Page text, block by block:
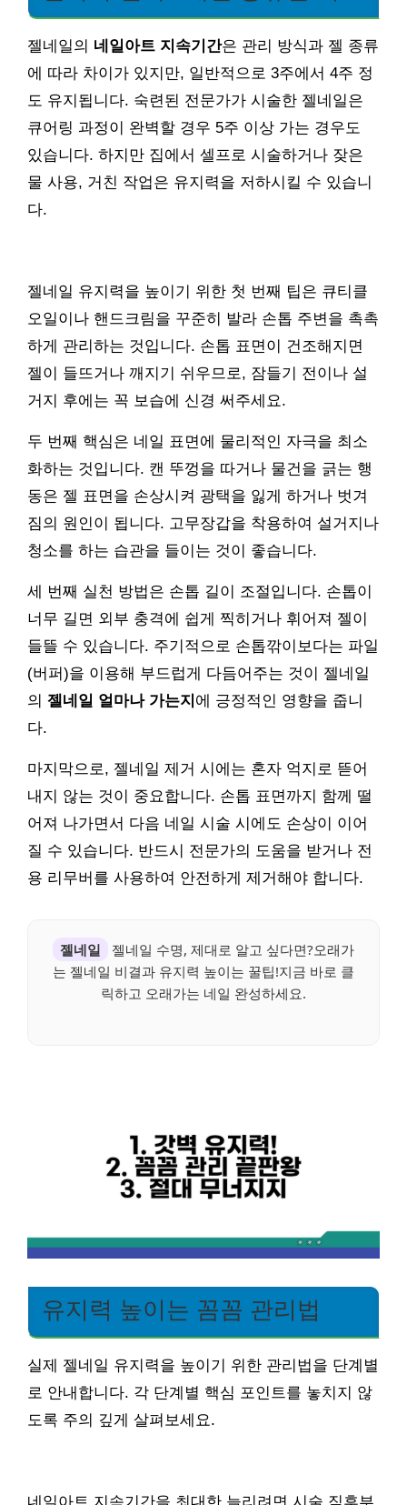
젤네일의 네일아트 지속기간은 관리 방식과 젤 종류
에 따라 차이가 있지만, 일반적으로 3주에서 4주 정
도 유지됩니다. 숙련된 전문가가 시술한 젤네일은
큐어링 과정이 완벽할 경우 5주 이상 가는 경우도
있습니다. 하지만 집에서 셀프로 시술하거나 잦은
물 사용, 거친 작업은 유지력을 저하시킬 수 있습니
다.
젤네일 유지력을 높이기 위한 첫 번째 팁은 큐티클
오일이나 핸드크림을 꾸준히 발라 손톱 주변을 촉촉
하게 관리하는 것입니다. 손톱 표면이 건조해지면
젤이 들뜨거나 깨지기 쉬우므로, 잠들기 전이나 설
거지 후에는 꼭 보습에 신경 써주세요.
두 번째 핵심은 네일 표면에 물리적인 자극을 최소
화하는 것입니다. 캔 뚜껑을 따거나 물건을 긁는 행
동은 젤 표면을 손상시켜 광택을 잃게 하거나 벗겨
짐의 원인이 됩니다. 고무장갑을 착용하여 설거지나
청소를 하는 습관을 들이는 것이 좋습니다.
세 번째 실천 방법은 손톱 길이 조절입니다. 손톱이
너무 길면 외부 충격에 쉽게 찍히거나 휘어져 젤이
들뜰 수 있습니다. 주기적으로 손톱깎이보다는 파일
(버퍼)을 이용해 부드럽게 다듬어주는 것이 젤네일
의 젤네일 얼마나 가는지 에 긍정적인 영향을 줍니
다.
마지막으로, 젤네일 제거 시에는 혼자 억지로 뜯어
내지 않는 것이 중요합니다. 손톱 표면까지 함께 떨
어져 나가면서 다음 네일 시술 시에도 손상이 이어
질 수 있습니다. 반드시 전문가의 도움을 받거나 전
용 리무버를 사용하여 안전하게 제거해야 합니다.
젤네일
젤네일 수명, 제대로 알고 싶다면?오래가
는 젤네일 비결과 유지력 높이는 꿀팁!지금 바로 클
릭하고 오래가는 네일 완성하세요.
유지력 높이는 꼼꼼 관리법
실제 젤네일 유지력을 높이기 위한 관리법을 단계별
로 안내합니다. 각 단계별 핵심 포인트를 놓치지 않
도록 주의 깊게 살펴보세요.